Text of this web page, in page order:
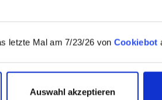
letzte Mal am 7/23/26 von Cookiebot
Auswahl akzeptieren